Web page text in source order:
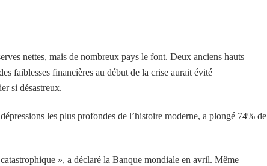
nettes, mais de nombreux pays le font. Deux anciens hauts
faiblesses financières au début de la crise aurait évité
si désastreux.
les plus profondes de l’histoire moderne, a plongé 74% de
», a déclaré la Banque mondiale en avril. Même